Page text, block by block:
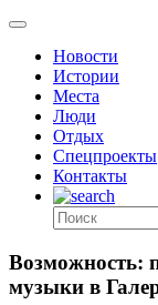
Новости
Истории
Места
Люди
Отдых
Спецпроекты
Контакты
Возможность:
музыки в